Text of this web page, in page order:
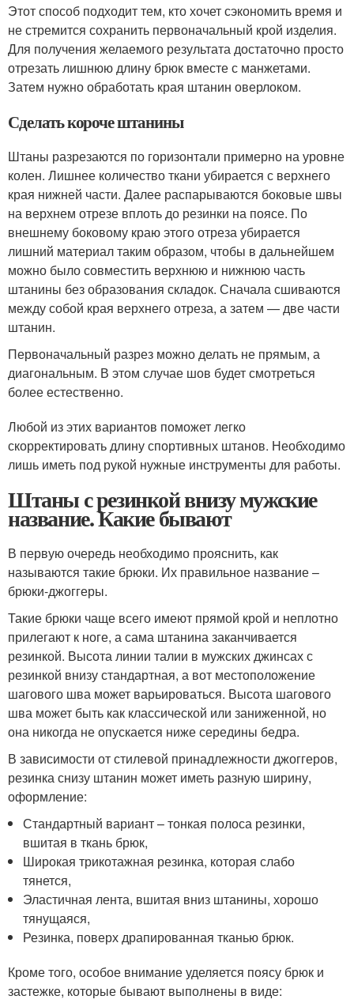
Этот способ подходит тем, кто хочет сэкономить время и
не стремится сохранить первоначальный крой изделия.
Для получения желаемого результата достаточно просто
отрезать лишнюю длину брюк вместе с манжетами.
Затем нужно обработать края штанин оверлоком.
Сделать короче штанины
Штаны разрезаются по горизонтали примерно на уровне
колен. Лишнее количество ткани убирается с верхнего
края нижней части. Далее распарываются боковые швы
на верхнем отрезе вплоть до резинки на поясе. По
внешнему боковому краю этого отреза убирается
лишний материал таким образом, чтобы в дальнейшем
можно было совместить верхнюю и нижнюю часть
штанины без образования складок. Сначала сшиваются
между собой края верхнего отреза, а затем — две части
штанин.
Первоначальный разрез можно делать не прямым, а
диагональным. В этом случае шов будет смотреться
более естественно.
Любой из этих вариантов поможет легко
скорректировать длину спортивных штанов. Необходимо
лишь иметь под рукой нужные инструменты для работы.
Штаны с резинкой внизу мужские
название. Какие бывают
В первую очередь необходимо прояснить, как
называются такие брюки. Их правильное название –
брюки-джоггеры.
Такие брюки чаще всего имеют прямой крой и неплотно
прилегают к ноге, а сама штанина заканчивается
резинкой. Высота линии талии в мужских джинсах с
резинкой внизу стандартная, а вот местоположение
шагового шва может варьироваться. Высота шагового
шва может быть как классической или заниженной, но
она никогда не опускается ниже середины бедра.
В зависимости от стилевой принадлежности джоггеров,
резинка снизу штанин может иметь разную ширину,
оформление:
Стандартный вариант – тонкая полоса резинки,
вшитая в ткань брюк,
Широкая трикотажная резинка, которая слабо
тянется,
Эластичная лента, вшитая вниз штанины, хорошо
тянущаяся,
Резинка, поверх драпированная тканью брюк.
Кроме того, особое внимание уделяется поясу брюк и
застежке, которые бывают выполнены в виде: